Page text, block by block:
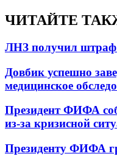
ЧИТАЙТЕ
ЛНЗ получил
Довбик успешно
медицинское
Президент ФИФА
из-за кризисной
Президенту ФИФА